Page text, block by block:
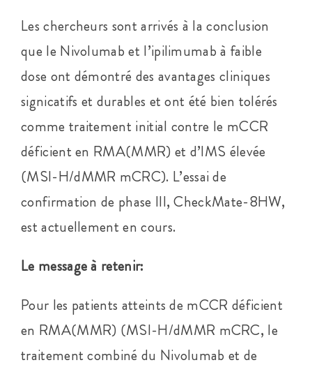
Les chercheurs sont arrivés à la conclusion
que le Nivolumab et l’ipilimumab à faible
dose ont démontré des avantages cliniques
signicatifs et durables et ont été bien tolérés
comme traitement initial contre le mCCR
déficient en RMA(MMR) et d’IMS élevée
(MSI-H/dMMR mCRC). L’essai de
confirmation de phase III, CheckMate-8HW,
est actuellement en cours.
Le message à retenir:
Pour les patients atteints de mCCR déficient
en RMA(MMR) (MSI-H/dMMR mCRC, le
traitement combiné du Nivolumab et de